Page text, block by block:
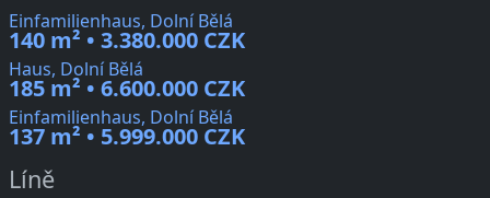
Einfamilienhaus, Dolní Bělá
140 m² • 3.380.000 CZK
Haus, Dolní Bělá
185 m² • 6.600.000 CZK
Einfamilienhaus, Dolní Bělá
137 m² • 5.999.000 CZK
Líně